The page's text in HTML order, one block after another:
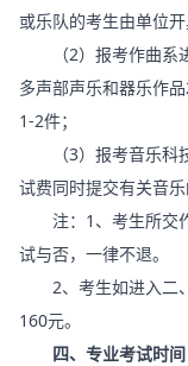
或乐队的考生由单位
（2）报考作曲系进
多声部声乐和器乐作
1-2件；
（3）报考音乐科技
试费同时提交有关音
注：1、考生所交作
试与否，一律不退。
2、考生如进入二、
160元。
四、专业考试时间